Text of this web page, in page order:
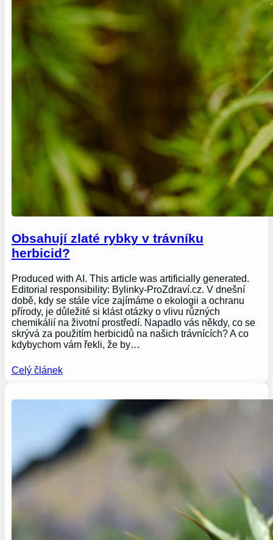
Obsahují zlaté rybky v trávníku
herbicid?
Produced with AI. This article was artificially generated.
Editorial responsibility: Bylinky-ProZdraví.cz. V dnešní
době, kdy se stále více zajímáme o ekologii a ochranu
přírody, je důležité si klást otázky o vlivu různých
chemikálií na životní prostředí. Napadlo vás někdy, co se
skrývá za použitím herbicidů na našich trávnících? A co
kdybychom vám řekli, že by…
Celý článek